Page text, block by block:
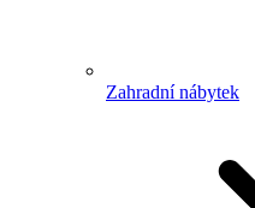
Zahradní nábytek